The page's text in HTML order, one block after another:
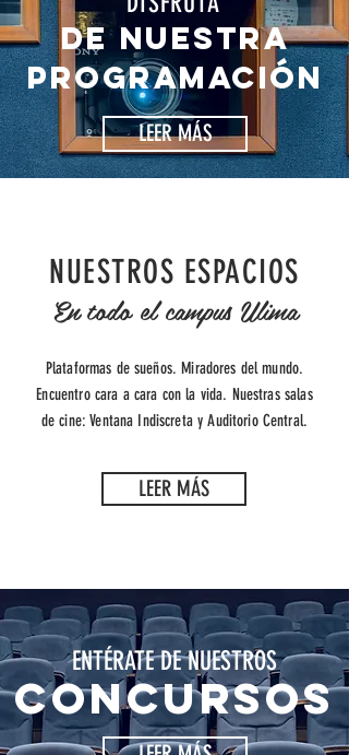
DE NUESTRA
PROGRAMACIÓN
LEER MÁS
NUESTROS ESPACIOS
En todo el campus Ulima
Plataformas de sueños. Miradores del mundo.
Encuentro cara a cara con la vida. Nuestras salas
de cine: Ventana Indiscreta y Auditorio Central.
LEER MÁS
CONCURSOS
ENTÉRATE DE NUESTROS